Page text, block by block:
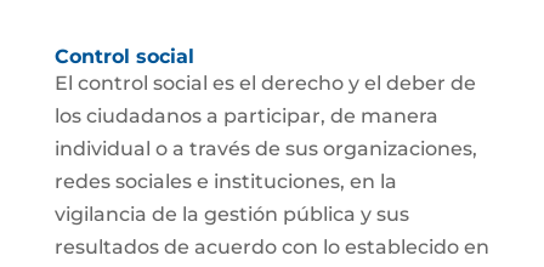
Control social
El control social es el derecho y el deber de
los ciudadanos a participar, de manera
individual o a través de sus organizaciones,
redes sociales e instituciones, en la
vigilancia de la gestión pública y sus
resultados de acuerdo con lo establecido en